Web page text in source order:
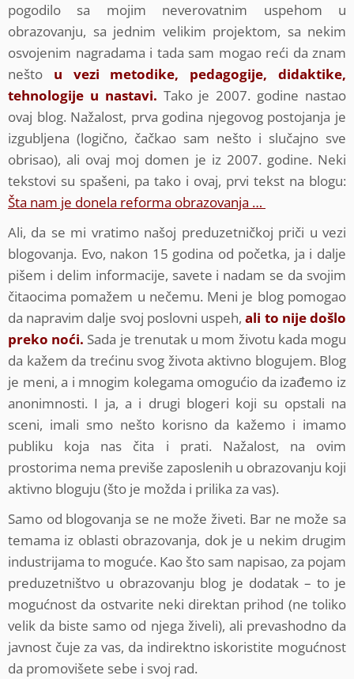
pogodilo sa mojim neverovatnim uspehom u
obrazovanju, sa jednim velikim projektom, sa nekim
osvojenim nagradama i tada sam mogao reći da znam
nešto u vezi metodike, pedagogije, didaktike,
tehnologije u nastavi. Tako je 2007. godine nastao
ovaj blog. Nažalost, prva godina njegovog postojanja je
izgubljena (logično, čačkao sam nešto i slučajno sve
obrisao), ali ovaj moj domen je iz 2007. godine. Neki
tekstovi su spašeni, pa tako i ovaj, prvi tekst na blogu:
Šta nam je donela reforma obrazovanja …
Ali, da se mi vratimo našoj preduzetničkoj priči u vezi
blogovanja. Evo, nakon 15 godina od početka, ja i dalje
pišem i delim informacije, savete i nadam se da svojim
čitaocima pomažem u nečemu. Meni je blog pomogao
da napravim dalje svoj poslovni uspeh,ali to nije došlo
preko noći. Sada je trenutak u mom životu kada mogu
da kažem da trećinu svog života aktivno blogujem. Blog
je meni, a i mnogim kolegama omogućio da izađemo iz
anonimnosti. I ja, a i drugi blogeri koji su opstali na
sceni, imali smo nešto korisno da kažemo i imamo
publiku koja nas čita i prati. Nažalost, na ovim
prostorima nema previše zaposlenih u obrazovanju koji
aktivno bloguju (što je možda i prilika za vas).
Samo od blogovanja se ne može živeti. Bar ne može sa
temama iz oblasti obrazovanja, dok je u nekim drugim
industrijama to moguće. Kao što sam napisao, za pojam
preduzetništvo u obrazovanju blog je dodatak – to je
mogućnost da ostvarite neki direktan prihod (ne toliko
velik da biste samo od njega živeli), ali prevashodno da
javnost čuje za vas, da indirektno iskoristite mogućnost
da promovišete sebe i svoj rad.